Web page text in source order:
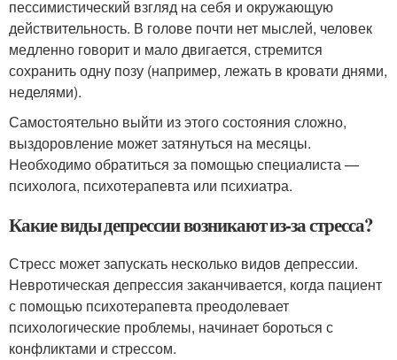
пессимистический взгляд на себя и окружающую
действительность. В голове почти нет мыслей, человек
медленно говорит и мало двигается, стремится
сохранить одну позу (например, лежать в кровати днями,
неделями).
Самостоятельно выйти из этого состояния сложно,
выздоровление может затянуться на месяцы.
Необходимо обратиться за помощью специалиста —
психолога, психотерапевта или психиатра.
Какие виды депрессии возникают из-за стресса?
Стресс может запускать несколько видов депрессии.
Невротическая депрессия заканчивается, когда пациент
с помощью психотерапевта преодолевает
психологические проблемы, начинает бороться с
конфликтами и стрессом.